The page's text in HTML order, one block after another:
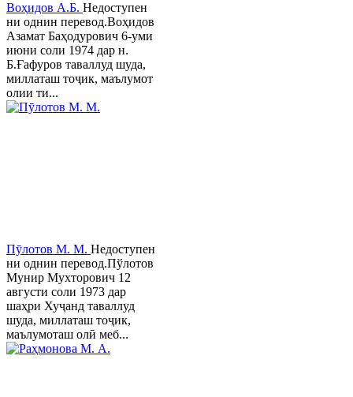
Воҳидов А.Б. Недоступен
ни однин перевод.Воҳидов
Азамат Баҳодурович 6-уми
июни соли 1974 дар н.
Б.Ғафуров таваллуд шуда,
миллаташ тоҷик, маълумот
олии ти...
Пӯлотов М. М. Недоступен
ни однин перевод.Пўлотов
Мунир Мухторович 12
августи соли 1973 дар
шаҳри Хуҷанд таваллуд
шуда, миллаташ тоҷик,
маълумоташ олӣ меб...